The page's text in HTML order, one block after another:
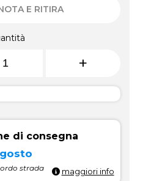
E RITIRA
+
di consegna
strada maggiori info